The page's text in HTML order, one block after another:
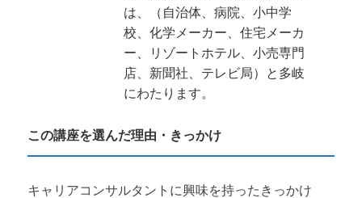
は、（自治体、病院、小中学
校、化学メーカー、住宅メーカ
ー、リゾートホテル、小売専門
店、新聞社、テレビ局）と多岐
にわたります。
この講座を選んだ理由・きっかけ
キャリアコンサルタントに興味を持ったきっかけ